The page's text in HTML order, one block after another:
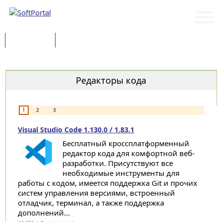
Редакторы кода
1 2 3
Visual Studio Code 1.130.0 / 1.83.1
Бесплатный кроссплатформенный
редактор кода для комфортной веб-
разработки. Присутствуют все
необходимые инструменты для
работы с кодом, имеется поддержка Git и прочих
систем управления версиями, встроенный
отладчик, терминал, а также поддержка
дополнений...